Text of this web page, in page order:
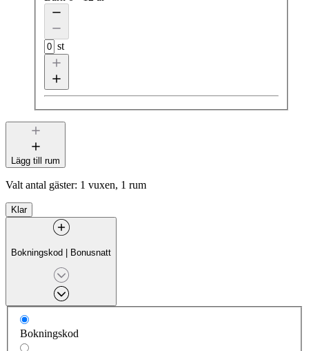
st
Lägg till rum
Valt antal gäster: 1 vuxen, 1 rum
Klar
Bokningskod | Bonusnatt
Bokningskod